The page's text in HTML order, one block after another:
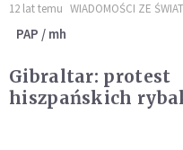
12 lat temu WIADOMOŚCI ZE
PAP / mh
Gibraltar: protest
hiszpańskich